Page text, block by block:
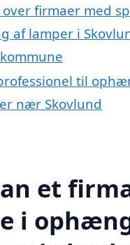
firmaer med
af lamper i
til
nær Skovlund
et
i